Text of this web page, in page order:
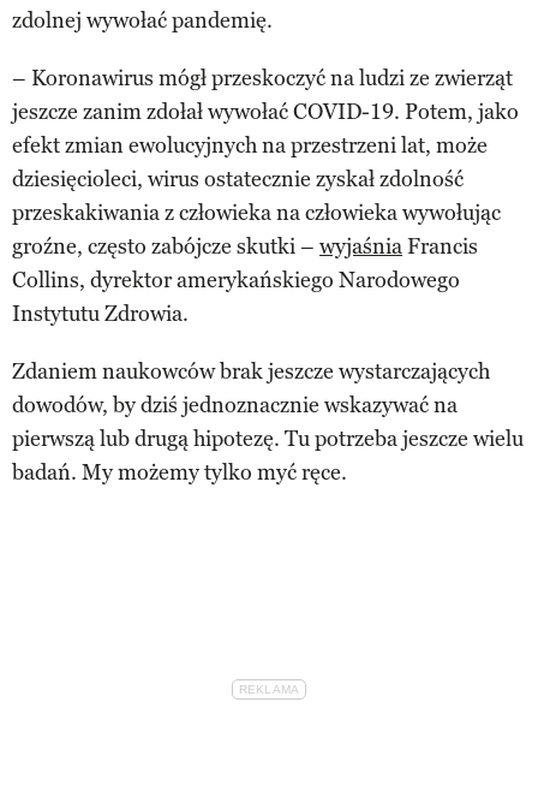
zdolnej wywołać pandemię.
– Koronawirus mógł przeskoczyć na ludzi ze zwierząt
jeszcze zanim zdołał wywołać COVID-19. Potem, jako
efekt zmian ewolucyjnych na przestrzeni lat, może
dziesięcioleci, wirus ostatecznie zyskał zdolność
przeskakiwania z człowieka na człowieka wywołując
groźne, często zabójcze skutki – wyjaśniaFrancis
Collins, dyrektor amerykańskiego Narodowego
Instytutu Zdrowia.
Zdaniem naukowców brak jeszcze wystarczających
dowodów, by dziś jednoznacznie wskazywać na
pierwszą lub drugą hipotezę. Tu potrzeba jeszcze wielu
badań. My możemy tylko myć ręce.